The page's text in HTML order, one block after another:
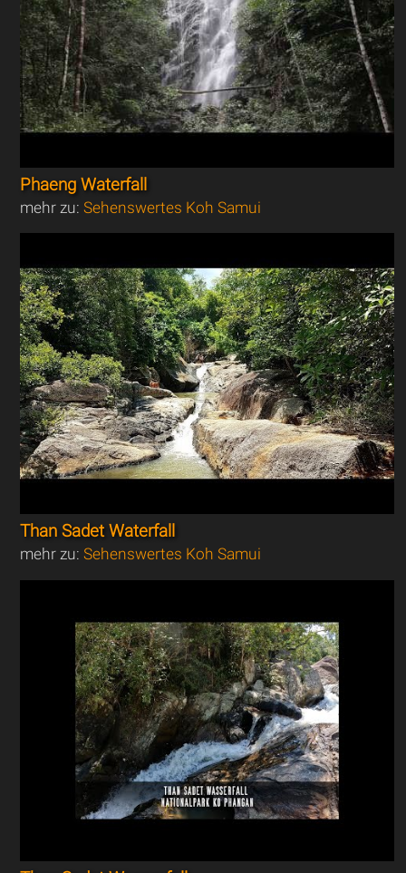
Phaeng Waterfall
mehr zu:Sehenswertes Koh Samui
Than Sadet Waterfall
mehr zu:Sehenswertes Koh Samui